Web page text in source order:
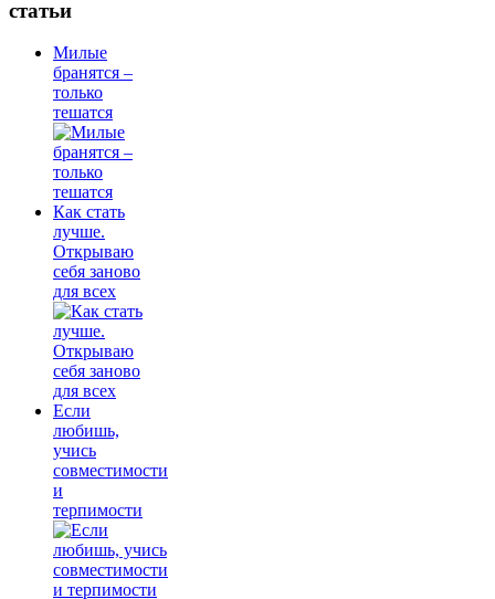
статьи
Милые
бранятся –
только
тешатся
Как стать
лучше.
Открываю
себя заново
для всех
Если
любишь,
учись
совместимости
и
терпимости